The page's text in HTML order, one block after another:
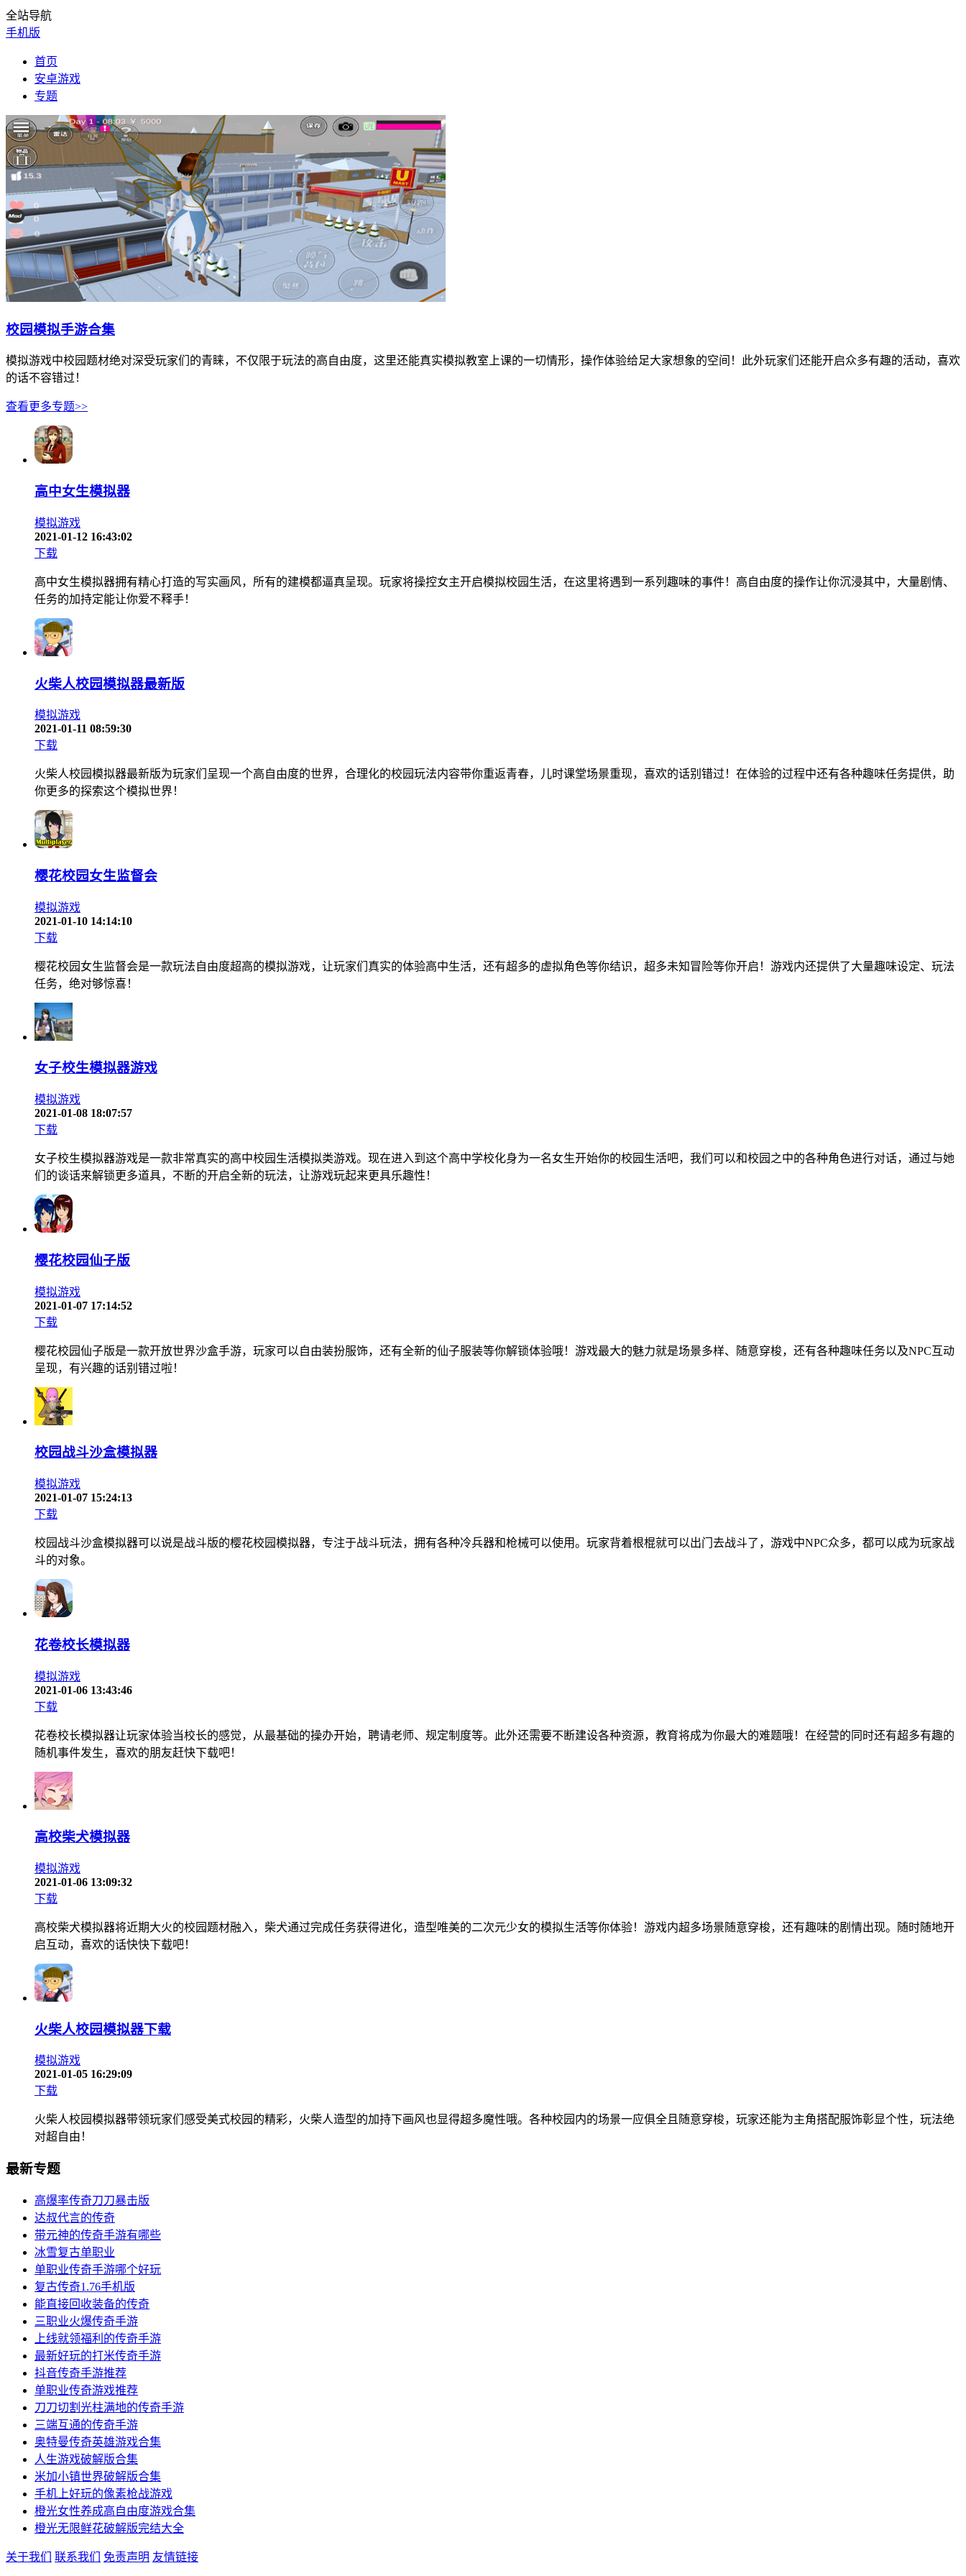
全站导航
手机版
首页
安卓游戏
专题
校园模拟手游合集
模拟游戏中校园题材绝对深受玩家们的青睐，不仅限于玩法的高自由度，这里还能真实模拟教室上课的一切情形，操作体验给足大家想象的空间！此外玩家们还能开启众多有趣的活动，喜欢
的话不容错过！
查看更多专题>>
高中女生模拟器
模拟游戏
2021-01-12 16:43:02
下载
高中女生模拟器拥有精心打造的写实画风，所有的建模都逼真呈现。玩家将操控女主开启模拟校园生活，在这里将遇到一系列趣味的事件！高自由度的操作让你沉浸其中，大量剧情、
任务的加持定能让你爱不释手！
火柴人校园模拟器最新版
模拟游戏
2021-01-11 08:59:30
下载
火柴人校园模拟器最新版为玩家们呈现一个高自由度的世界，合理化的校园玩法内容带你重返青春，儿时课堂场景重现，喜欢的话别错过！在体验的过程中还有各种趣味任务提供，助
你更多的探索这个模拟世界！
樱花校园女生监督会
模拟游戏
2021-01-10 14:14:10
下载
樱花校园女生监督会是一款玩法自由度超高的模拟游戏，让玩家们真实的体验高中生活，还有超多的虚拟角色等你结识，超多未知冒险等你开启！游戏内还提供了大量趣味设定、玩法
任务，绝对够惊喜！
女子校生模拟器游戏
模拟游戏
2021-01-08 18:07:57
下载
女子校生模拟器游戏是一款非常真实的高中校园生活模拟类游戏。现在进入到这个高中学校化身为一名女生开始你的校园生活吧，我们可以和校园之中的各种角色进行对话，通过与她
们的谈话来解锁更多道具，不断的开启全新的玩法，让游戏玩起来更具乐趣性！
樱花校园仙子版
模拟游戏
2021-01-07 17:14:52
下载
樱花校园仙子版是一款开放世界沙盒手游，玩家可以自由装扮服饰，还有全新的仙子服装等你解锁体验哦！游戏最大的魅力就是场景多样、随意穿梭，还有各种趣味任务以及NPC互动
呈现，有兴趣的话别错过啦！
校园战斗沙盒模拟器
模拟游戏
2021-01-07 15:24:13
下载
校园战斗沙盒模拟器可以说是战斗版的樱花校园模拟器，专注于战斗玩法，拥有各种冷兵器和枪械可以使用。玩家背着根棍就可以出门去战斗了，游戏中NPC众多，都可以成为玩家战
斗的对象。
花卷校长模拟器
模拟游戏
2021-01-06 13:43:46
下载
花卷校长模拟器让玩家体验当校长的感觉，从最基础的操办开始，聘请老师、规定制度等。此外还需要不断建设各种资源，教育将成为你最大的难题哦！在经营的同时还有超多有趣的
随机事件发生，喜欢的朋友赶快下载吧！
高校柴犬模拟器
模拟游戏
2021-01-06 13:09:32
下载
高校柴犬模拟器将近期大火的校园题材融入，柴犬通过完成任务获得进化，造型唯美的二次元少女的模拟生活等你体验！游戏内超多场景随意穿梭，还有趣味的剧情出现。随时随地开
启互动，喜欢的话快快下载吧！
火柴人校园模拟器下载
模拟游戏
2021-01-05 16:29:09
下载
火柴人校园模拟器带领玩家们感受美式校园的精彩，火柴人造型的加持下画风也显得超多魔性哦。各种校园内的场景一应俱全且随意穿梭，玩家还能为主角搭配服饰彰显个性，玩法绝
对超自由！
最新专题
高爆率传奇刀刀暴击版
达叔代言的传奇
带元神的传奇手游有哪些
冰雪复古单职业
单职业传奇手游哪个好玩
复古传奇1.76手机版
能直接回收装备的传奇
三职业火爆传奇手游
上线就领福利的传奇手游
最新好玩的打米传奇手游
抖音传奇手游推荐
单职业传奇游戏推荐
刀刀切割光柱满地的传奇手游
三端互通的传奇手游
奥特曼传奇英雄游戏合集
人生游戏破解版合集
米加小镇世界破解版合集
手机上好玩的像素枪战游戏
橙光女性养成高自由度游戏合集
橙光无限鲜花破解版完结大全
关于我们 联系我们 免责声明 友情链接